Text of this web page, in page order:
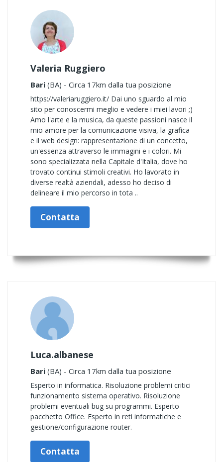
Valeria Ruggiero
Bari (BA) - Circa 17km dalla tua posizione
https://valeriaruggiero.it/ Dai uno sguardo al mio
sito per conoscermi meglio e vedere i miei lavori ;)
Amo l'arte e la musica, da queste passioni nasce il
mio amore per la comunicazione visiva, la grafica
e il web design: rappresentazione di un concetto,
un'essenza attraverso le immagini e i colori. Mi
sono specializzata nella Capitale d'Italia, dove ho
trovato continui stimoli creativi. Ho lavorato in
diverse realtà aziendali, adesso ho deciso di
delineare il mio percorso in tota ..
Contatta
Luca.albanese
Bari (BA) - Circa 17km dalla tua posizione
Esperto in informatica. Risoluzione problemi critici
funzionamento sistema operativo. Risoluzione
problemi eventuali bug su programmi. Esperto
pacchetto Office. Esperto in reti informatiche e
gestione/configurazione router.
Contatta